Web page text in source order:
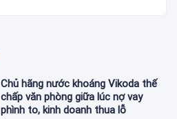
Chủ hãng nước khoáng Vikoda thế
chấp văn phòng giữa lúc nợ vay
phình to, kinh doanh thua lỗ